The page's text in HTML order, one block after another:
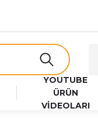
YOUTUBE
ÜRÜN
VİDEOLARI